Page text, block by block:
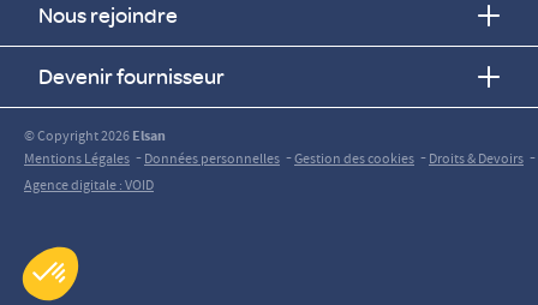
Nous rejoindre
Devenir fournisseur
© Copyright 2026Elsan
Mentions Légales -Données personnelles -Gestion des cookies -Droits & Devoirs -
Agence digitale : VOID